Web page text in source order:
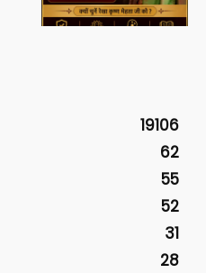
19106
62
55
52
31
28